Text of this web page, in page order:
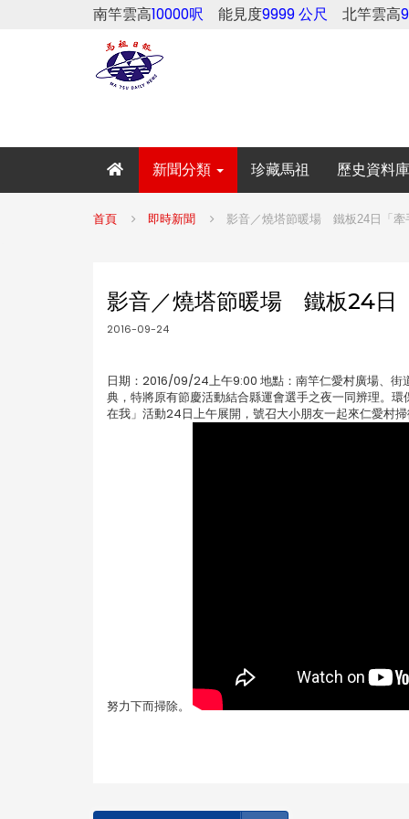
南竿雲高10000呎 能見度9999 公尺 北竿雲高
新聞分類 珍藏馬祖 歷史資料庫
首頁 即時新聞 影音／燒塔節暖場 鐵板24日「牽
影音／燒塔節暖場 鐵板24日
2016-09-24
日期：2016/09/24上午9:00 地點：南竿仁愛村廣場、
典，特將原有節慶活動結合縣運會選手之夜一同辨理。
在我」活動24日上午展開，號召大小朋友一起來仁愛村
努力下而掃除。